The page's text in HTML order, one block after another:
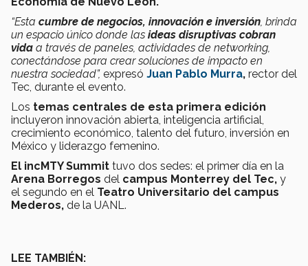
“Esta cumbre de negocios, innovación e inversión, brinda
un espacio único donde las ideas disruptivas cobran
vida a través de paneles, actividades de networking,
conectándose para crear soluciones de impacto en
nuestra sociedad”, expresó Juan Pablo Murra, rector del
Tec, durante el evento.
Los temas centrales de esta primera edición
incluyeron innovación abierta, inteligencia artificial,
crecimiento económico, talento del futuro, inversión en
México y liderazgo femenino.
El incMTY Summit tuvo dos sedes: el primer día en la
Arena Borregos del campus Monterrey del Tec, y
el segundo en el Teatro Universitario del campus
Mederos, de la UANL.
LEE TAMBIÉN: